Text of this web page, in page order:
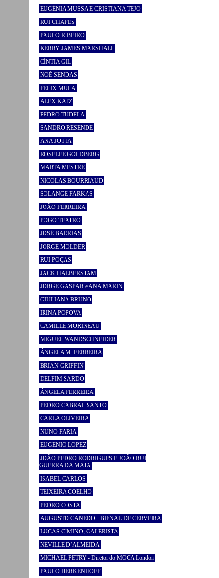
EUGÉNIA MUSSA E CRISTIANA TEJO
RUI CHAFES
PAULO RIBEIRO
KERRY JAMES MARSHALL
CÍNTIA GIL
NOÉ SENDAS
FELIX MULA
ALEX KATZ
PEDRO TUDELA
SANDRO RESENDE
ANA JOTTA
ROSELEE GOLDBERG
MARTA MESTRE
NICOLAS BOURRIAUD
SOLANGE FARKAS
JOÃO FERREIRA
POGO TEATRO
JOSÉ BARRIAS
JORGE MOLDER
RUI POÇAS
JACK HALBERSTAM
JORGE GASPAR e ANA MARIN
GIULIANA BRUNO
IRINA POPOVA
CAMILLE MORINEAU
MIGUEL WANDSCHNEIDER
ÂNGELA M. FERREIRA
BRIAN GRIFFIN
DELFIM SARDO
ÂNGELA FERREIRA
PEDRO CABRAL SANTO
CARLA OLIVEIRA
NUNO FARIA
EUGENIO LOPEZ
JOÃO PEDRO RODRIGUES E JOÃO RUI
GUERRA DA MATA
ISABEL CARLOS
TEIXEIRA COELHO
PEDRO COSTA
AUGUSTO CANEDO - BIENAL DE CERVEIRA
LUCAS CIMINO, GALERISTA
NEVILLE D’ALMEIDA
MICHAEL PETRY - Diretor do MOCA London
PAULO HERKENHOFF